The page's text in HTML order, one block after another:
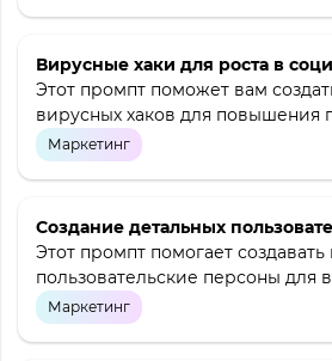
Вирусные хаки для роста в
Этот промпт поможет вам
вирусных хаков для повышения
Маркетинг
Создание детальных
Этот промпт помогает
пользовательские персоны для
Маркетинг